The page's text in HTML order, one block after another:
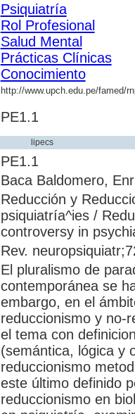
Psiquiatría
Rol Profesional
Salud Mental
Prácticas Clínicas
Conocimiento
http://www.upch.edu.pe/famed/
PE1.1
lipecs
PE1.1
Baca Baldomero,
Reducción y
psiquiatría^ies /
controversy in
Rev.
El pluralismo de
contemporánea se
embargo, en el
reduccionismo y no-
el tema con
(semántica, lógica y
reduccionismo
este último definido
reduccionismo en